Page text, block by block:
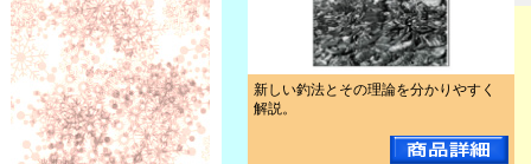
新しい釣法とその理論を分かりやすく
解説。